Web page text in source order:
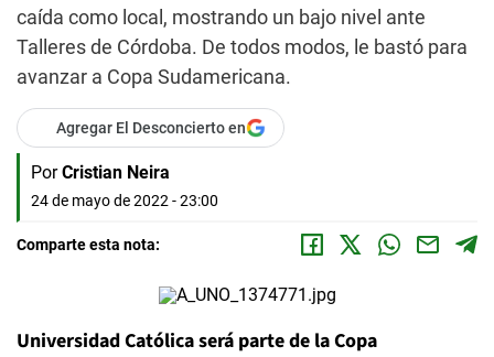
caída como local, mostrando un bajo nivel ante
Talleres de Córdoba. De todos modos, le bastó para
avanzar a Copa Sudamericana.
Agregar El Desconcierto en
Por Cristian Neira
24 de mayo de 2022 - 23:00
Comparte esta nota:
Universidad Católica será parte de la Copa